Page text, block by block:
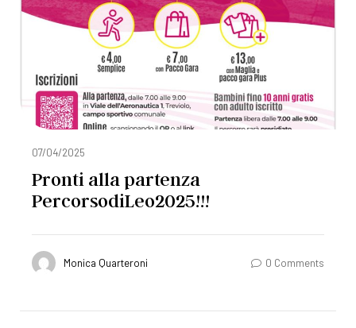
07/04/2025
Pronti alla partenza
PercorsodiLeo2025!!!
Monica Quarteroni 0 Comments